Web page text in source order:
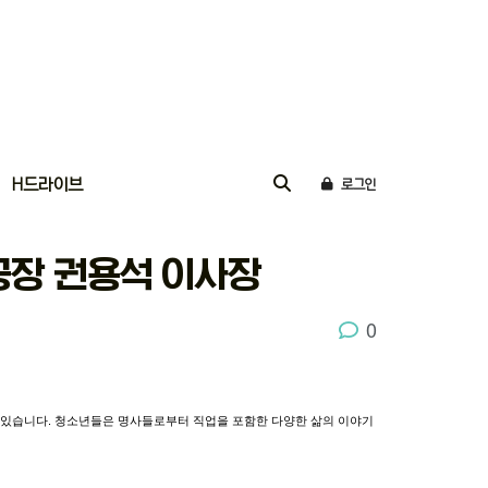
H드라이브 로그인
권용석 이사장
0
있습니다 청소년들은 명사들로부터 직업을 포함한 다양한 삶의 이야기